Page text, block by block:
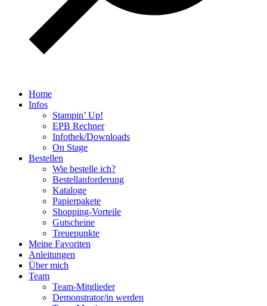
Home
Infos
Stampin’ Up!
EPB Rechner
Infothek/Downloads
On Stage
Bestellen
Wie bestelle ich?
Bestellanforderung
Kataloge
Papierpakete
Shopping-Vorteile
Gutscheine
Treuepunkte
Meine Favoriten
Anleitungen
Über mich
Team
Team-Mitglieder
Demonstrator/in werden